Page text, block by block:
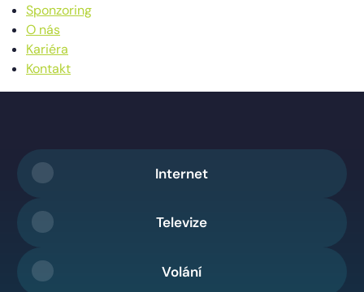
Sponzoring
O nás
Kariéra
Kontakt
Internet
Televize
Volání